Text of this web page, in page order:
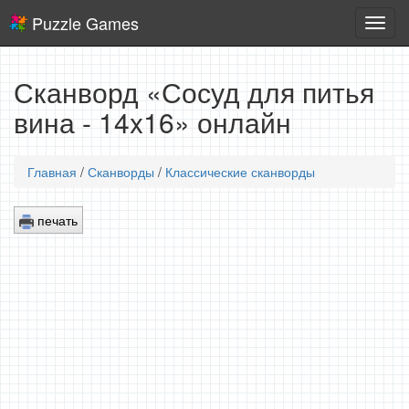
игры
Puzzle Games
Сканворд «Сосуд для питья
вина - 14x16» онлайн
Главная / Сканворды / Классические сканворды
печать